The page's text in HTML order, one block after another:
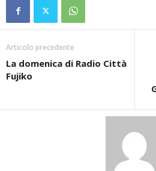
Articolo precedente
La domenica di Radio Città
Fujiko